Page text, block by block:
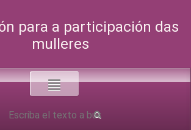
para a participación das
mulleres